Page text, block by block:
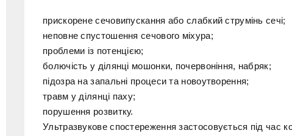
прискорене сечовипускання або слабкий струмінь сечі;
неповне спустошення сечового міхура;
проблеми із потенцією;
болючість у ділянці мошонки, почервоніння, набряк;
підозра на запальні процеси та новоутворення;
травм у ділянці паху;
порушення розвитку.
Ультразвукове спостереження застосовується під час